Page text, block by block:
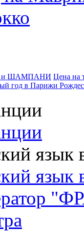
и ШАМПАНИ Цена на
год в Парижи
язык
язык